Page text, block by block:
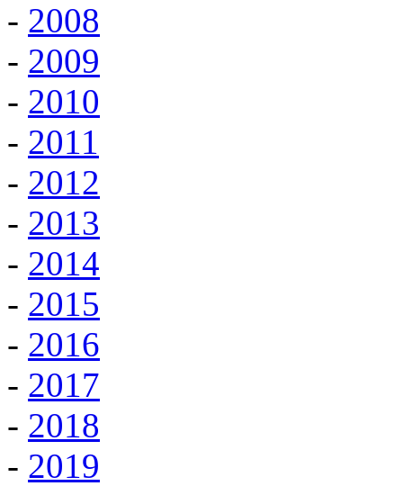
- 2008
- 2009
- 2010
- 2011
- 2012
- 2013
- 2014
- 2015
- 2016
- 2017
- 2018
- 2019